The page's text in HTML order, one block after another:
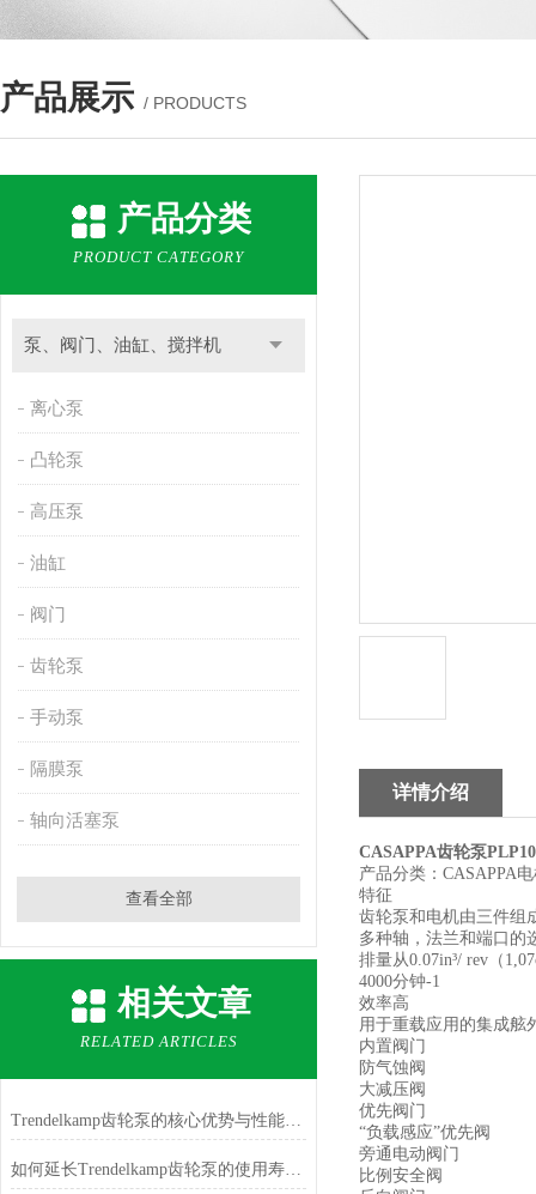
产品展示 / PRODUCTS
产品分类
PRODUCT CATEGORY
泵、阀门、油缸、搅拌机
离心泵
凸轮泵
高压泵
油缸
阀门
齿轮泵
手动泵
隔膜泵
轴向活塞泵
查看全部
相关文章
RELATED ARTICLES
Trendelkamp齿轮泵的核心优势与性能特点
如何延长Trendelkamp齿轮泵的使用寿命？
详情介绍
CASAPPA齿轮泵
产品分类：CASAPPA
特征
齿轮泵和电机由三件组
多种轴，法兰和端口的
排量从0.07in³/ rev（
4000分钟-1
效率高
用于重载应用的集成舷
内置阀门
防气蚀阀
大减压阀
优先阀门
“负载感应”优先阀
旁通电动阀门
比例安全阀